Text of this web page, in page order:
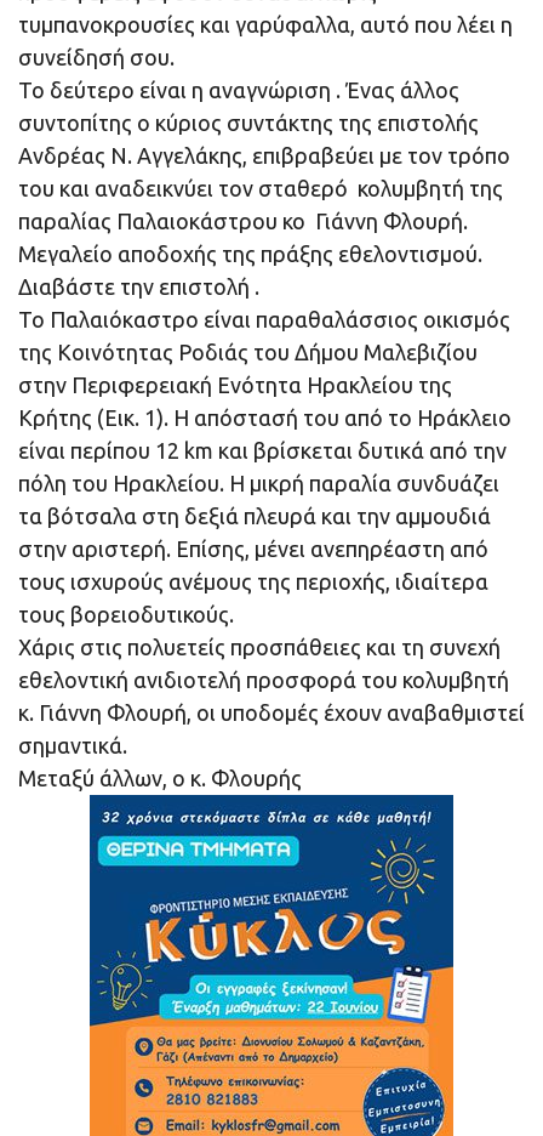
τυμπανοκρουσίες και γαρύφαλλα, αυτό που λέει η
συνείδησή σου.
Το δεύτερο είναι η αναγνώριση . Ένας άλλος
συντοπίτης ο κύριος συντάκτης της επιστολής
Ανδρέας Ν. Αγγελάκης, επιβραβεύει με τον τρόπο
του και αναδεικνύει τον σταθερό κολυμβητή της
παραλίας Παλαιοκάστρου κο Γιάννη Φλουρή.
Μεγαλείο αποδοχής της πράξης εθελοντισμού.
Διαβάστε την επιστολή .
Το Παλαιόκαστρο είναι παραθαλάσσιος οικισμός
της Κοινότητας Ροδιάς του Δήμου Μαλεβιζίου
στην Περιφερειακή Ενότητα Ηρακλείου της
Κρήτης (Εικ. 1). Η απόστασή του από το Ηράκλειο
είναι περίπου 12 km και βρίσκεται δυτικά από την
πόλη του Ηρακλείου. Η μικρή παραλία συνδυάζει
τα βότσαλα στη δεξιά πλευρά και την αμμουδιά
στην αριστερή. Επίσης, μένει ανεπηρέαστη από
τους ισχυρούς ανέμους της περιοχής, ιδιαίτερα
τους βορειοδυτικούς.
Χάρις στις πολυετείς προσπάθειες και τη συνεχή
εθελοντική ανιδιοτελή προσφορά του κολυμβητή
κ. Γιάννη Φλουρή, οι υποδομές έχουν αναβαθμιστεί
σημαντικά.
Μεταξύ άλλων, ο κ. Φλουρής